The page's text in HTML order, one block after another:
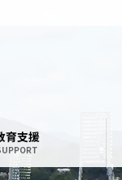
育支援